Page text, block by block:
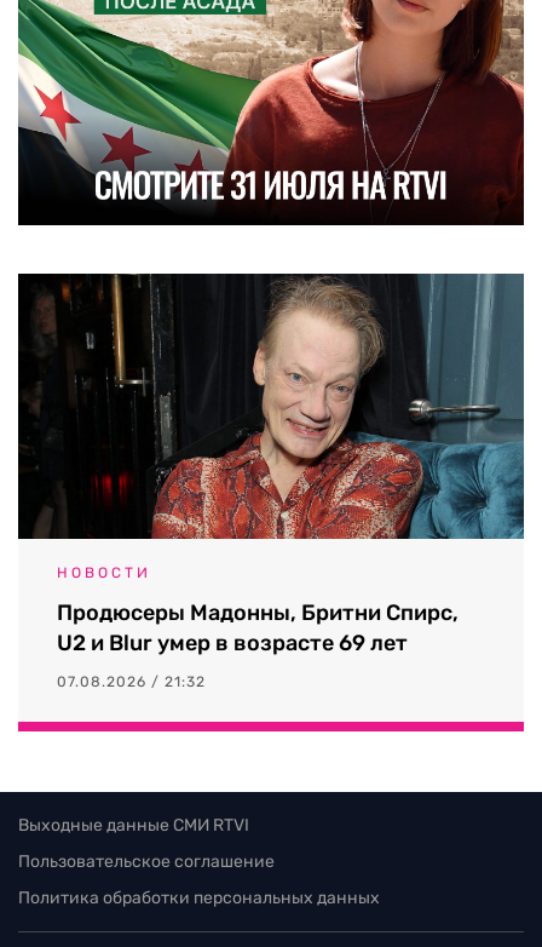
НОВОСТИ
Продюсеры Мадонны, Бритни Спирс,
U2 и Blur умер в возрасте 69 лет
07.08.2026 / 21:32
Выходные данные СМИ RTVI
Пользовательское соглашение
Политика обработки персональных данных